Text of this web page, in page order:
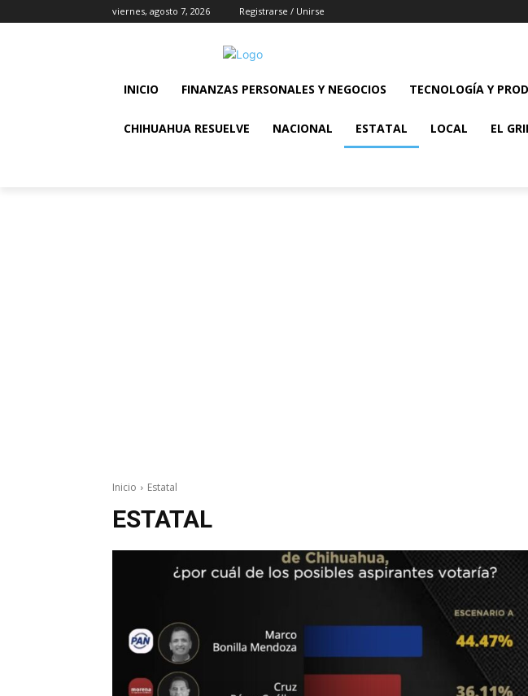
viernes, agosto 7, 2026 Registrarse / Unirse
INICIO FINANZAS PERSONALES Y NEGOCIOS TECNOLOGÍA Y
CHIHUAHUA RESUELVE NACIONAL ESTATAL LOCAL EL
Inicio Estatal
ESTATAL